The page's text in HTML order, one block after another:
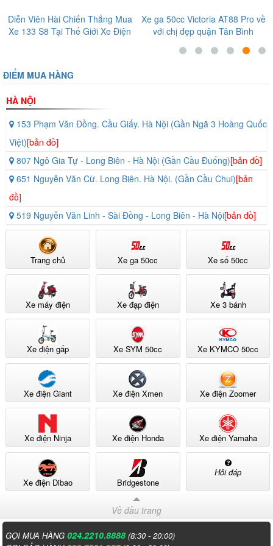
Diễn Viên Hài Chiến Thắng Mua
Xe 133 S8 Tại Thế Giới Xe Điện
Xe ga 50cc Victoria AT88 Pro về
với chị đẹp quận Tân Bình
ĐIỂM MUA HÀNG
HÀ NỘI
153 Phạm Văn Đồng. Cầu Giấy. Hà Nội (Gần Ngã 3 Hoàng Quốc
Việt)[bản đồ]
807 Ngô Gia Tự - Long Biên - Hà Nội (Gần Cầu Đuống)[bản đồ]
651 Nguyễn Văn Cừ. Long Biên. Hà Nội. (Gần Cầu Chui)[bản
đồ]
519 Nguyễn Văn Linh - Sài Đồng - Long Biên - Hà Nội[bản đồ]
Trang chủ Xe ga 50cc Xe số 50cc
Xe máy điện Xe đạp điện Xe 3 bánh
Xe điện gấp Xe SYM 50cc Xe KYMCO 50cc
Xe điện Giant Xe điện Xmen Xe điện Zoomer
Xe điện Ninja Xe điện Honda Xe điện Yamaha
Xe điện Dibao Bridgestone
Hỏi đáp
Về đầu trang
GỌI MUA HÀNG024.2210.8888 (8:30 - 20:00)